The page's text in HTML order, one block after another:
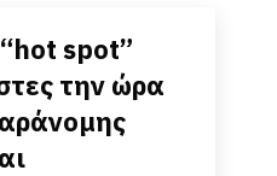
spot”
την ώρα